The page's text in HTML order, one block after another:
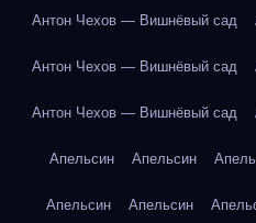
Антон Чехов — Вишнёвый сад
Антон Чехов — Вишнёвый сад
Антон Чехов — Вишнёвый сад
Апельсин Апельсин
Апельсин Апельсин